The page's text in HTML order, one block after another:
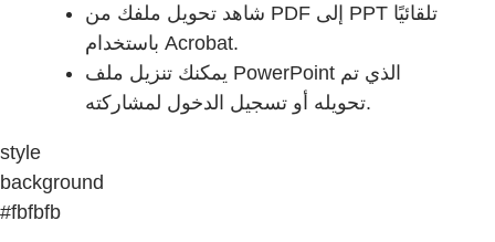
شاهد تحويل ملفك من PDF إلى PPT تلقائيًا
باستخدام Acrobat.
يمكنك تنزيل ملف PowerPoint الذي تم
تحويله أو تسجيل الدخول لمشاركته.
style
background
#fbfbfb